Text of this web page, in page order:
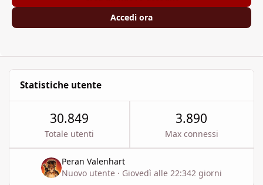
Accedi ora
Statistiche utente
30.849
Totale utenti
3.890
Max connessi
Peran Valenhart
Nuovo utente · Giovedì alle 22:342 giorni